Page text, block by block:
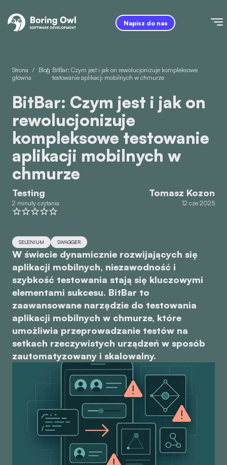
Napisz do nas
Strona
główna
/ Blog
/
BitBar: Czym jest i jak on rewolucjonizuje kompleksowe
testowanie aplikacji mobilnych w chmurze
BitBar: Czym jest i jak on
rewolucjonizuje
kompleksowe testowanie
aplikacji mobilnych w
chmurze
Testing
2 minuty czytania
Tomasz Kozon
12 cze 2025
SELENIUM SWAGGER
W świecie dynamicznie rozwijających się
aplikacji mobilnych, niezawodność i
szybkość testowania stają się kluczowymi
elementami sukcesu. BitBar to
zaawansowane narzędzie do testowania
aplikacji mobilnych w chmurze, które
umożliwia przeprowadzanie testów na
setkach rzeczywistych urządzeń w sposób
zautomatyzowany i skalowalny.